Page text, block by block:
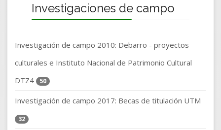
Investigaciones de campo
Investigación de campo 2010: Debarro - proyectos
culturales e Instituto Nacional de Patrimonio Cultural
DTZ4
50
Investigación de campo 2017: Becas de titulación UTM
32